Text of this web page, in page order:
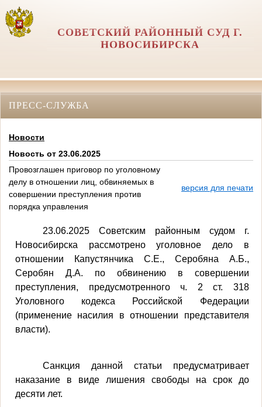
СОВЕТСКИЙ РАЙОННЫЙ СУД Г.
НОВОСИБИРСКА
ПРЕСС-СЛУЖБА
Новости
Новость от 23.06.2025
Провозглашен приговор по уголовному
делу в отношении лиц, обвиняемых в
совершении преступления против
порядка управления
версия для печати
23.06.2025 Советским районным судом г.
Новосибирска рассмотрено уголовное дело в
отношении Капустянчика С.Е., Серобяна А.Б.,
Серобян Д.А. по обвинению в совершении
преступления, предусмотренного ч. 2 ст. 318
Уголовного кодекса Российской Федерации
(применение насилия в отношении представителя
власти).
Санкция данной статьи предусматривает
наказание в виде лишения свободы на срок до
десяти лет.